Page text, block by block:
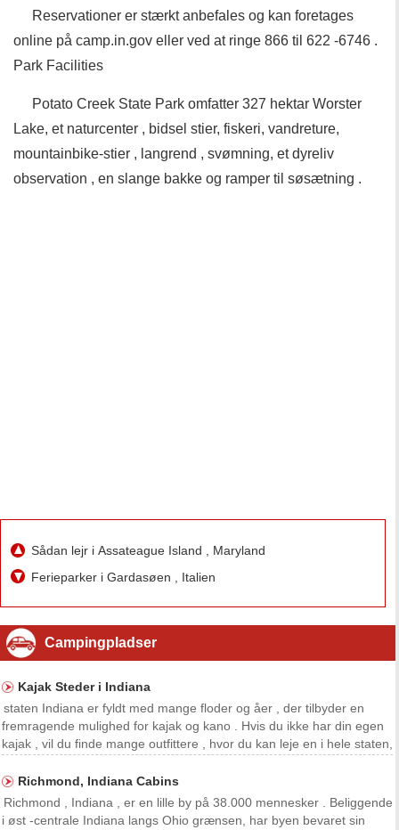
Reservationer er stærkt anbefales og kan foretages
online på camp.in.gov eller ved at ringe 866 til 622 -6746 .
Park Facilities
Potato Creek State Park omfatter 327 hektar Worster
Lake, et naturcenter , bidsel stier, fiskeri, vandreture,
mountainbike-stier , langrend , svømning, et dyreliv
observation , en slange bakke og ramper til søsætning .
Sådan lejr i Assateague Island , Maryland
Ferieparker i Gardasøen , Italien
Campingpladser
Kajak Steder i Indiana
staten Indiana er fyldt med mange floder og åer , der tilbyder en
fremragende mulighed for kajak og kano . Hvis du ikke har din egen
kajak , vil du finde mange outfittere , hvor du kan leje en i hele staten,
at udforske i Indiana
Richmond, Indiana Cabins
Richmond , Indiana , er en lille by på 38.000 mennesker . Beliggende
i øst -centrale Indiana langs Ohio grænsen, har byen bevaret sin